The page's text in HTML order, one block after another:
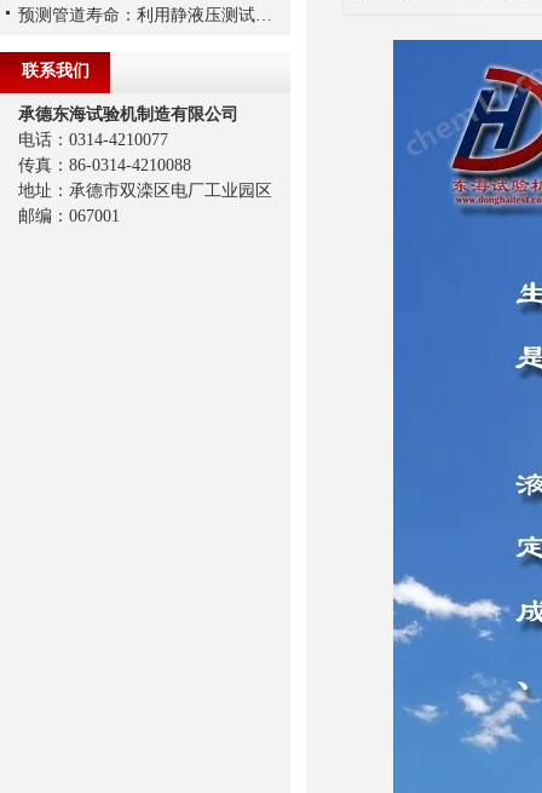
预测管道寿命：利用静液压测试机进行长期静液压强度试验
联系我们
承德东海试验机制造有限公司
电话：0314-4210077
传真：86-0314-4210088
地址：承德市双滦区电厂工业园区
邮编：067001